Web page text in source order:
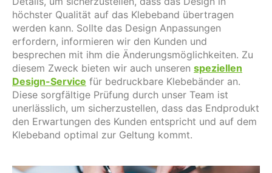
höchster Qualität auf das Klebeband übertragen
werden kann. Sollte das Design Anpassungen
erfordern, informieren wir den Kunden und
besprechen mit ihm die Änderungsmöglichkeiten. Zu
diesem Zweck bieten wir auch unseren speziellen
Design-Service für bedruckbare Klebebänder an.
Diese sorgfältige Prüfung durch unser Team ist
unerlässlich, um sicherzustellen, dass das Endprodukt
den Erwartungen des Kunden entspricht und auf dem
Klebeband optimal zur Geltung kommt.